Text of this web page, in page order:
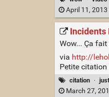
April 11, 2013
Incidents
Wow... Ça
via http://
Petite citation
citation ·
March 27,